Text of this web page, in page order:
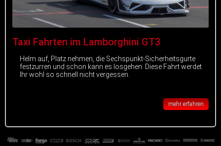
Taxi Fahrten im Lamborghini GT3
Helm auf, Platz nehmen, die Sechspunkt-Sicherheitsgurte
festzurren und schon kann es losgehen. Diese Fahrt werdet
Ihr wohl so schnell nicht vergessen.
mehr erfahren